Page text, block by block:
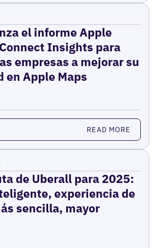
el informe Apple
Insights para
empresas a mejorar su
Apple Maps
READ MORE
de Uberall para 2025:
experiencia de
sencilla, mayor